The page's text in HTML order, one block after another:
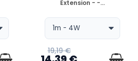
Extension - -...
19,19 €